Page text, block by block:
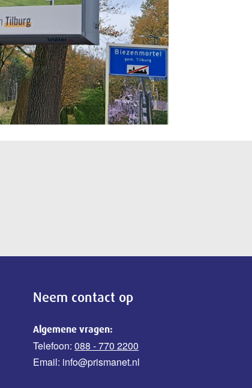
Neem contact op
Algemene vragen:
Telefoon:088 - 770 2200
Email: info@prismanet.nl